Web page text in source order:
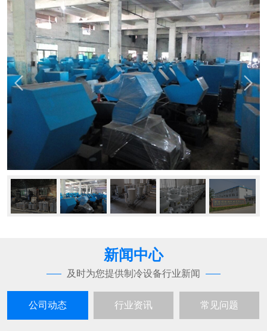
新闻中心
及时为您提供制冷设备行业新闻
公司动态 行业资讯 常见问题